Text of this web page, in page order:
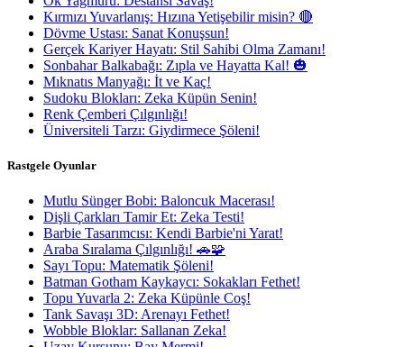
Kırmızı Yuvarlanış: Hızına Yetişebilir misin? 🔴
Dövme Ustası: Sanat Konuşsun!
Gerçek Kariyer Hayatı: Stil Sahibi Olma Zamanı!
Sonbahar Balkabağı: Zıpla ve Hayatta Kal! 🎃
Mıknatıs Manyağı: İt ve Kaç!
Sudoku Blokları: Zeka Küpün Senin!
Renk Çemberi Çılgınlığı!
Üniversiteli Tarzı: Giydirmece Şöleni!
Rastgele Oyunlar
Mutlu Sünger Bobi: Baloncuk Macerası!
Dişli Çarkları Tamir Et: Zeka Testi!
Barbie Tasarımcısı: Kendi Barbie'ni Yarat!
Araba Sıralama Çılgınlığı! 🚗🧩
Sayı Topu: Matematik Şöleni!
Batman Gotham Kaykaycı: Sokakları Fethet!
Topu Yuvarla 2: Zeka Küpünle Coş!
Tank Savaşı 3D: Arenayı Fethet!
Wobble Bloklar: Sallanan Zeka!